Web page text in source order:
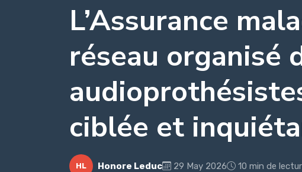
L’Assurance
réseau organisé
ciblée et
HL Honore Leduc 29 May 2026 10 min de